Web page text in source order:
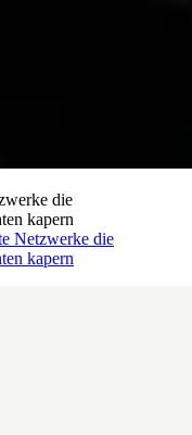
die
kapern
Netzwerke die
kapern